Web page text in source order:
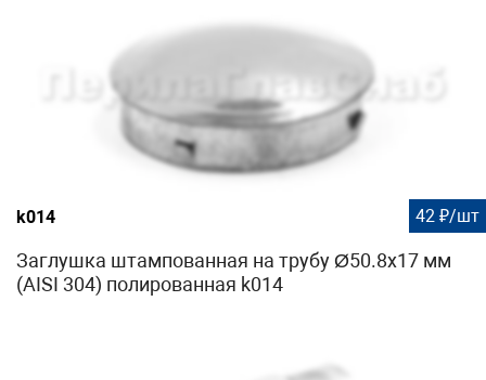
k014 42 ₽/шт
Заглушка штампованная на трубу Ø50.8х17 мм
(AISI 304) полированная k014